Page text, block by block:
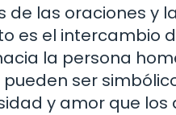
de las oraciones y
es el intercambio
la persona
ser
y amor que los